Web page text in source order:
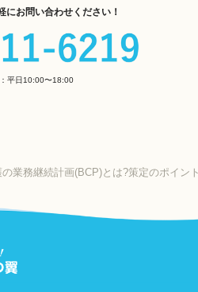
にお問い合わせください！
平日10:00〜18:00
業務継続計画(BCP)とは?策定のポイン